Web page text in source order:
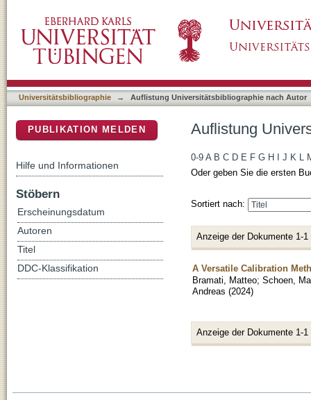
Universitätsbibliographie → Auflistung Universitätsbibliographie nach Autor
Auflistung
0-9 A B C D E F G H J K L
Oder geben Sie die ersten
Sortiert nach:
Anzeige der Dokumente 1-1
A Versatile Calibration
Bramati, Matteo; Schoen,
Andreas (2024)
Anzeige der Dokumente 1-1
PUBLIKATION MELDEN
Hilfe und Informationen
Stöbern
Erscheinungsdatum
Autoren
Titel
DDC-Klassifikation